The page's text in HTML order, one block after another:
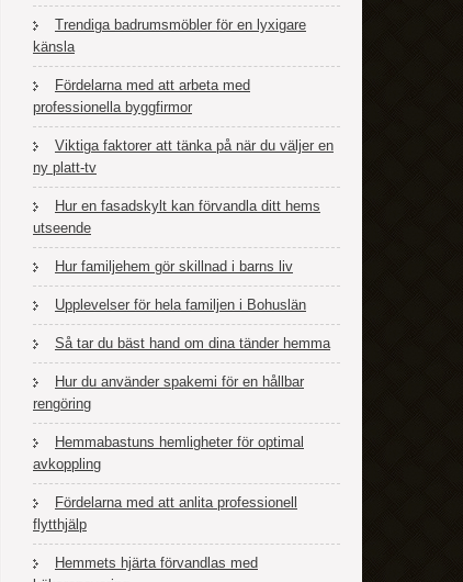
Trendiga badrumsmöbler för en lyxigare
känsla
Fördelarna med att arbeta med
professionella byggfirmor
Viktiga faktorer att tänka på när du väljer en
ny platt-tv
Hur en fasadskylt kan förvandla ditt hems
utseende
Hur familjehem gör skillnad i barns liv
Upplevelser för hela familjen i Bohuslän
Så tar du bäst hand om dina tänder hemma
Hur du använder spakemi för en hållbar
rengöring
Hemmabastuns hemligheter för optimal
avkoppling
Fördelarna med att anlita professionell
flytthjälp
Hemmets hjärta förvandlas med